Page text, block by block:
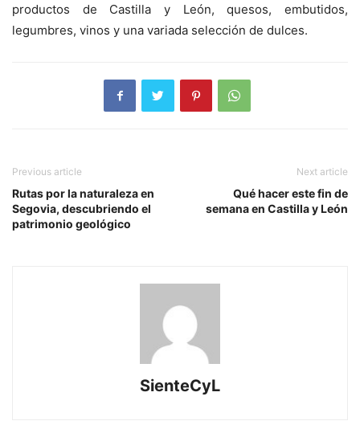
productos de Castilla y León, quesos, embutidos,
legumbres, vinos y una variada selección de dulces.
Previous article
Rutas por la naturaleza en
Segovia, descubriendo el
patrimonio geológico
Next article
Qué hacer este fin de
semana en Castilla y León
SienteCyL